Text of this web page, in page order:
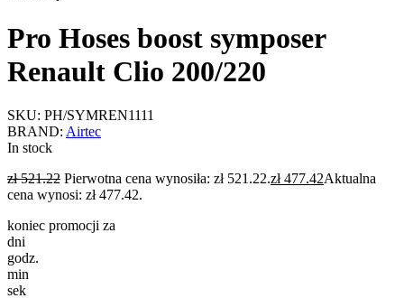
Pro Hoses boost symposer
Renault Clio 200/220
SKU: PH/SYMREN1111
BRAND: Airtec
In stock
zł521.22 Pierwotna cena wynosiła: zł 521.22.zł477.42Aktualna
cena wynosi: zł 477.42.
koniec promocji za
dni
godz.
min
sek